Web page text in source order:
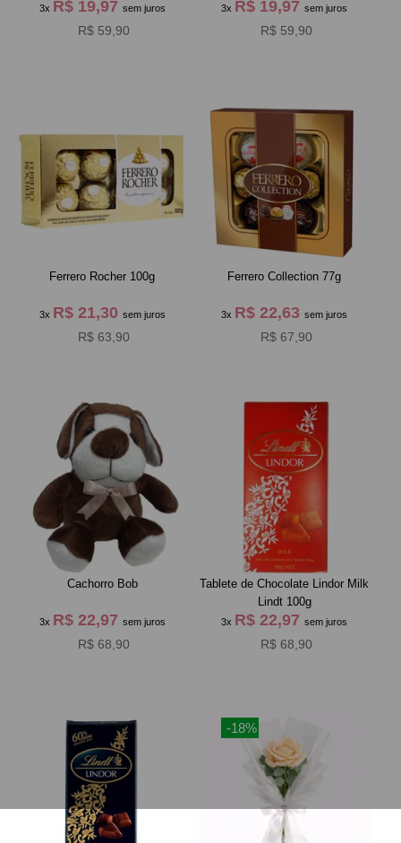
3x R$ 19,97 sem juros
R$ 59,90
3x R$ 19,97sem juros
R$ 59,90
Ferrero Rocher 100g
3x R$ 21,30 sem juros
R$ 63,90
Ferrero Collection 77g
3x R$ 22,63sem juros
R$ 67,90
Cachorro Bob
3x R$ 22,97 sem juros
R$ 68,90
Tablete de Chocolate Lindor Milk
Lindt 100g
3x R$ 22,97sem juros
R$ 68,90
-18%